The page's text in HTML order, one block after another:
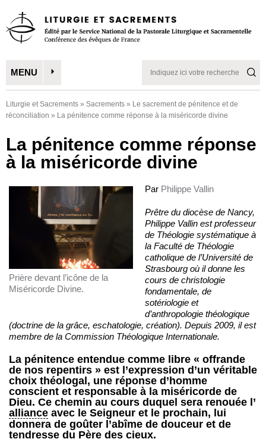
MENU
Liturgie et Sacrements » Sacrements » Le sacrement de pénitence et de
réconciliation » La pénitence comme réponse à la miséricorde divine
La pénitence comme réponse
à la miséricorde divine
Prière devant l’icône de la
Miséricorde Divine.
Par Philippe Vallin
Prêtre du diocèse de Nancy,
Philippe Vallin est professeur
de Théologie systématique à
la Faculté de Théologie
catholique de l’Université de
Strasbourg où il donne les
cours de christologie
fondamentale, de
sotériologie et
d’anthropologie théologique
(doctrine de la grâce, eschatologie, création). Depuis 2009, il est
membre de la Commission Théologique Internationale.
La pénitence entendue comme libre « offrande
de nos repentirs » est l’expression d’un véritable
choix théologal, une réponse d’homme
conscient et responsable à la miséricorde de
Dieu. Ce chemin au cours duquel sera renouée l’
alliance avec le Seigneur et le prochain, lui
donnera de goûter l’abîme de douceur et de
tendresse du Père des cieux.